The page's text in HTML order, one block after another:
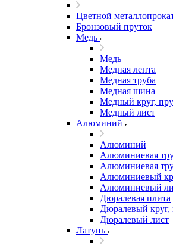
Цветной
Бронзовый пруток
Медь
Медь
Медная лента
Медная труба
Медная шина
Медный круг,
Медный лист
Алюминий
Алюминий
Алюминиевая
Алюминиевая
Алюминиевый
Алюминиевый
Дюралевая плита
Дюралевый круг,
Дюралевый лист
Латунь